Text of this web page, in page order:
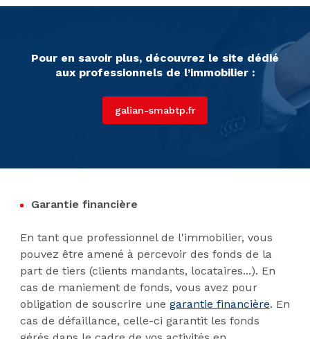
Pour en savoir plus, découvrez le site dédié
aux professionnels de l’immobilier :
galian-smabtp.fr
Garantie financière
En tant que professionnel de l'immobilier, vous
pouvez être amené à percevoir des fonds de la
part de tiers (clients mandants, locataires...). En
cas de maniement de fonds, vous avez pour
obligation de souscrire une garantie financière. En
cas de défaillance, celle-ci garantit les fonds